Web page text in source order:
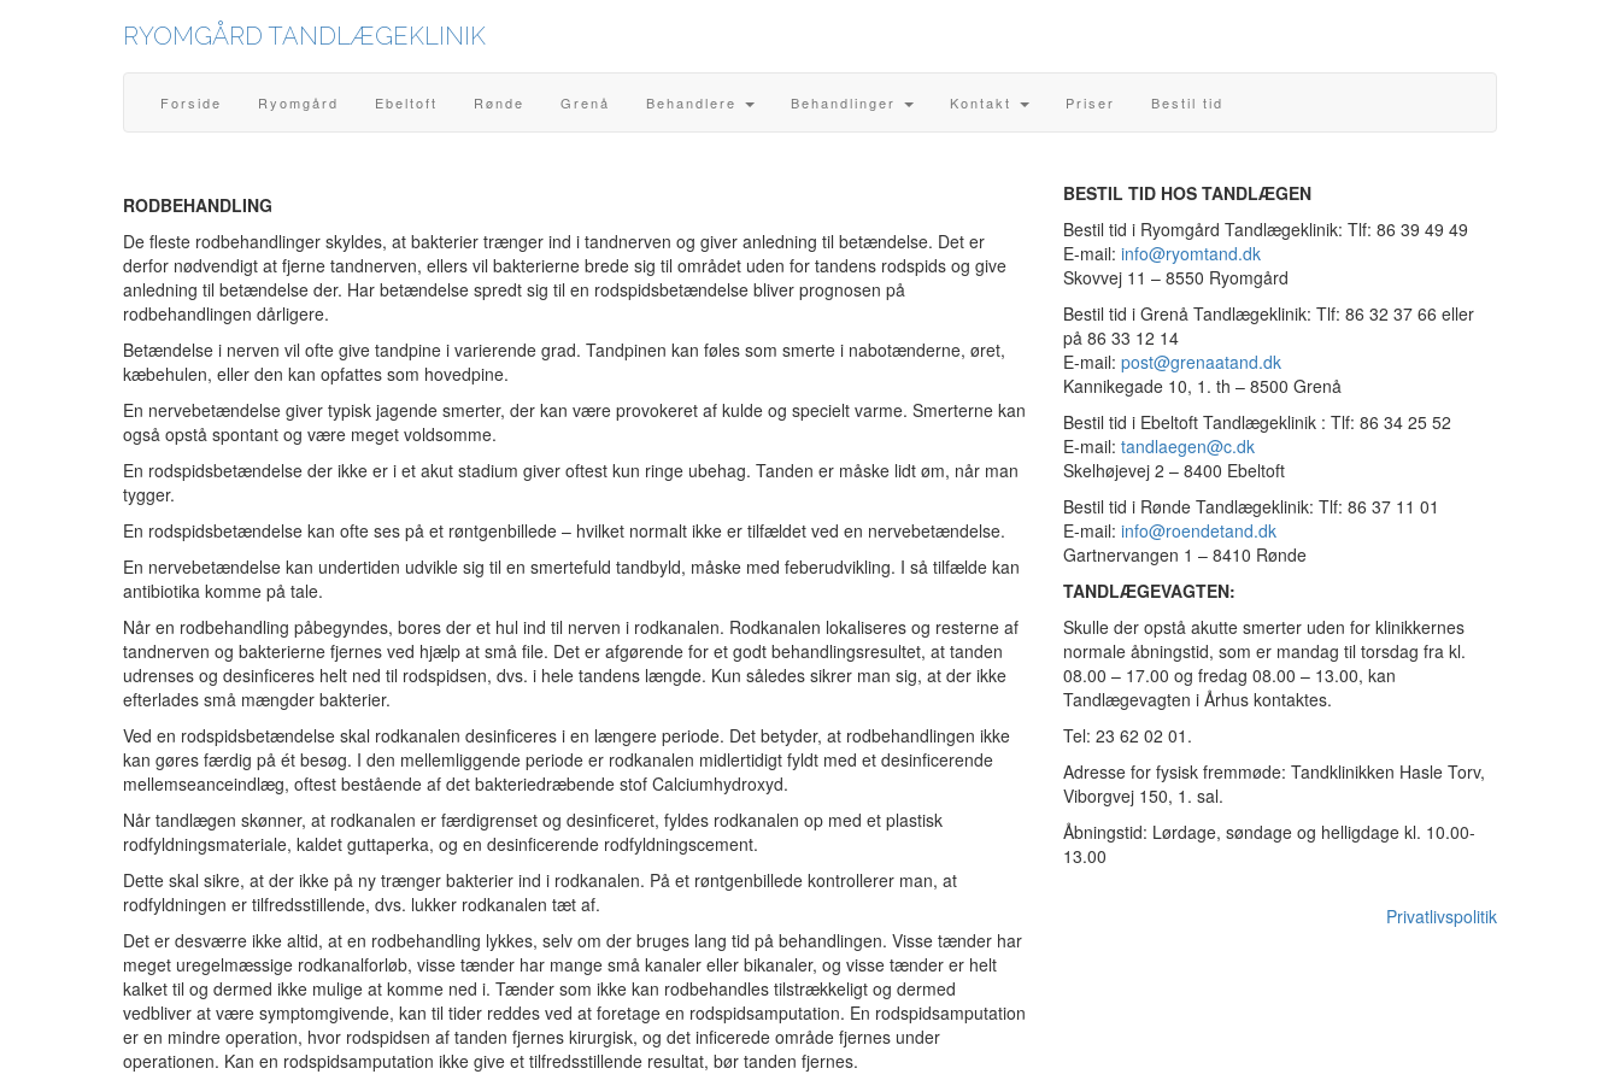
RYOMGÅRD TANDLÆGEKLINIK
Forside Ryomgård Ebeltoft Rønde Grenå Behandlere Behandlinger Kontakt Priser Bestil tid
RODBEHANDLING
De fleste rodbehandlinger skyldes, at bakterier trænger ind i tandnerven og giver anledning til betændelse. Det er
derfor nødvendigt at fjerne tandnerven, ellers vil bakterierne brede sig til området uden for tandens rodspids og give
anledning til betændelse der. Har betændelse spredt sig til en rodspidsbetændelse bliver prognosen på
rodbehandlingen dårligere.
Betændelse i nerven vil ofte give tandpine i varierende grad. Tandpinen kan føles som smerte i nabotænderne, øret,
kæbehulen, eller den kan opfattes som hovedpine.
En nervebetændelse giver typisk jagende smerter, der kan være provokeret af kulde og specielt varme. Smerterne kan
også opstå spontant og være meget voldsomme.
En rodspidsbetændelse der ikke er i et akut stadium giver oftest kun ringe ubehag. Tanden er måske lidt øm, når man
tygger.
En rodspidsbetændelse kan ofte ses på et røntgenbillede – hvilket normalt ikke er tilfældet ved en nervebetændelse.
En nervebetændelse kan undertiden udvikle sig til en smertefuld tandbyld, måske med feberudvikling. I så tilfælde kan
antibiotika komme på tale.
Når en rodbehandling påbegyndes, bores der et hul ind til nerven i rodkanalen. Rodkanalen lokaliseres og resterne af
tandnerven og bakterierne fjernes ved hjælp at små file. Det er afgørende for et godt behandlingsresultet, at tanden
udrenses og desinficeres helt ned til rodspidsen, dvs. i hele tandens længde. Kun således sikrer man sig, at der ikke
efterlades små mængder bakterier.
Ved en rodspidsbetændelse skal rodkanalen desinficeres i en længere periode. Det betyder, at rodbehandlingen ikke
kan gøres færdig på ét besøg. I den mellemliggende periode er rodkanalen midlertidigt fyldt med et desinficerende
mellemseanceindlæg, oftest bestående af det bakteriedræbende stof Calciumhydroxyd.
Når tandlægen skønner, at rodkanalen er færdigrenset og desinficeret, fyldes rodkanalen op med et plastisk
rodfyldningsmateriale, kaldet guttaperka, og en desinficerende rodfyldningscement.
Dette skal sikre, at der ikke på ny trænger bakterier ind i rodkanalen. På et røntgenbillede kontrollerer man, at
rodfyldningen er tilfredsstillende, dvs. lukker rodkanalen tæt af.
Det er desværre ikke altid, at en rodbehandling lykkes, selv om der bruges lang tid på behandlingen. Visse tænder har
meget uregelmæssige rodkanalforløb, visse tænder har mange små kanaler eller bikanaler, og visse tænder er helt
kalket til og dermed ikke mulige at komme ned i. Tænder som ikke kan rodbehandles tilstrækkeligt og dermed
vedbliver at være symptomgivende, kan til tider reddes ved at foretage en rodspidsamputation. En rodspidsamputation
er en mindre operation, hvor rodspidsen af tanden fjernes kirurgisk, og det inficerede område fjernes under
operationen. Kan en rodspidsamputation ikke give et tilfredsstillende resultat, bør tanden fjernes.
BESTIL TID HOS TANDLÆGEN
Bestil tid i Ryomgård Tandlægeklinik: Tlf: 86 39 49 49
E-mail: info@ryomtand.dk
Skovvej 11 – 8550 Ryomgård
Bestil tid i Grenå Tandlægeklinik: Tlf: 86 32 37 66 eller
på 86 33 12 14
E-mail: post@grenaatand.dk
Kannikegade 10, 1. th – 8500 Grenå
Bestil tid i Ebeltoft Tandlægeklinik : Tlf: 86 34 25 52
E-mail: tandlaegen@c.dk
Skelhøjevej 2 – 8400 Ebeltoft
Bestil tid i Rønde Tandlægeklinik: Tlf: 86 37 11 01
E-mail: info@roendetand.dk
Gartnervangen 1 – 8410 Rønde
TANDLÆGEVAGTEN:
Skulle der opstå akutte smerter uden for klinikkernes
normale åbningstid, som er mandag til torsdag fra kl.
08.00 – 17.00 og fredag 08.00 – 13.00, kan
Tandlægevagten i Århus kontaktes.
Tel: 23 62 02 01.
Adresse for fysisk fremmøde: Tandklinikken Hasle Torv,
Viborgvej 150, 1. sal.
Åbningstid: Lørdage, søndage og helligdage kl. 10.00-
13.00
Privatlivspolitik